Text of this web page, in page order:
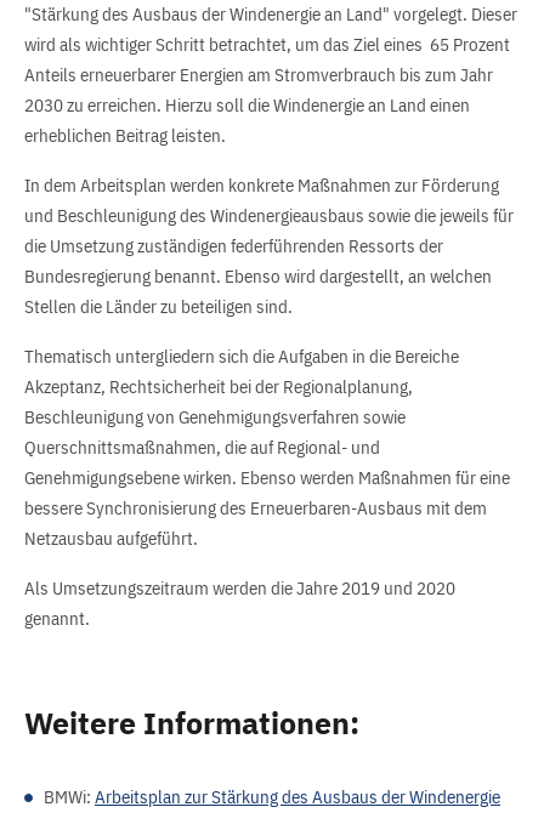
"Stärkung des Ausbaus der Windenergie an Land" vorgelegt. Dieser
wird als wichtiger Schritt betrachtet, um das Ziel eines 65 Prozent
Anteils erneuerbarer Energien am Stromverbrauch bis zum Jahr
2030 zu erreichen. Hierzu soll die Windenergie an Land einen
erheblichen Beitrag leisten.
In dem Arbeitsplan werden konkrete Maßnahmen zur Förderung
und Beschleunigung des Windenergieausbaus sowie die jeweils für
die Umsetzung zuständigen federführenden Ressorts der
Bundesregierung benannt. Ebenso wird dargestellt, an welchen
Stellen die Länder zu beteiligen sind.
Thematisch untergliedern sich die Aufgaben in die Bereiche
Akzeptanz, Rechtsicherheit bei der Regionalplanung,
Beschleunigung von Genehmigungsverfahren sowie
Querschnittsmaßnahmen, die auf Regional- und
Genehmigungsebene wirken. Ebenso werden Maßnahmen für eine
bessere Synchronisierung des Erneuerbaren-Ausbaus mit dem
Netzausbau aufgeführt.
Als Umsetzungszeitraum werden die Jahre 2019 und 2020
genannt.
Weitere Informationen:
BMWi: Arbeitsplan zur Stärkung des Ausbaus der Windenergie